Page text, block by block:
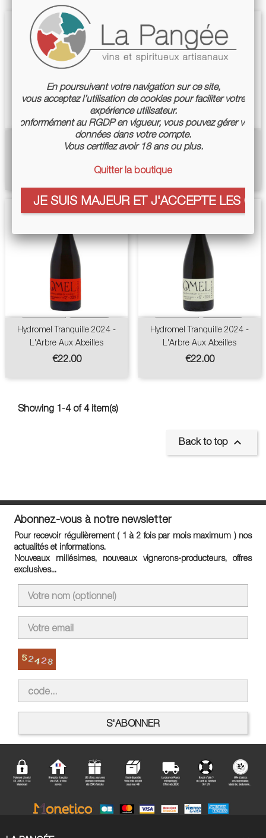
Hydromel Bulles D'été 2024 -
Hydromel Jarre VI 2024 -
L'Arbre Aux Abeilles
Hydromel Tranquille 2024 -
L'Arbre Aux Abeilles
Price
€22.00
Hydromel Tranquille 2024 -
L'Arbre Aux Abeilles
Price
€22.00
Showing 1-4 of 4 item(s)
Back to top 
Abonnez-vous à notre newsletter
Pour recevoir régulièrement ( 1 à 2 fois par mois maximum ) nos
actualités et informations.
Nouveaux millésimes, nouveaux vignerons-producteurs, offres
exclusives...
En poursuivant votre navigation sur ce site,
vous acceptez l’utilisation de cookies pour faciliter votre
expérience utilisateur.
Conformément au RGDP en vigueur, vous pouvez gérer vos
données dans votre compte.
Vous certifiez avoir 18 ans ou plus.
Quitter la boutique
JE SUIS MAJEUR ET J'ACCEPTE LES